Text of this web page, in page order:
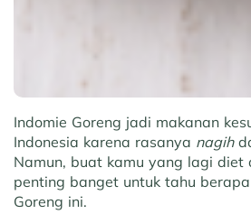
Indomie Goreng jadi makanan
Indonesia karena rasanya nagih
Namun, buat kamu yang lagi diet
penting banget untuk tahu
Goreng ini.